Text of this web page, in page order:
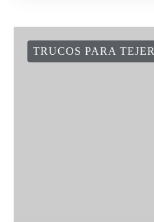
TRUCOS PARA TEJER